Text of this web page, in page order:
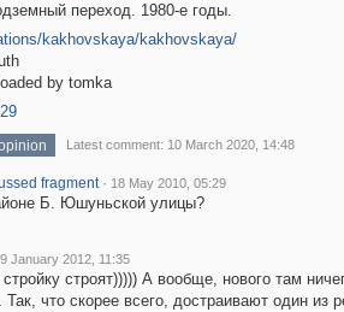
переход. 1980-е годы.
kakhovskaya/kakhovskaya/
by tomka
Latest comment: 10 March 2020, 14:48
fragment · 18 May 2010, 05:29
Б. Юшуньской улицы?
9 January 2012, 11:35
строят))))) А вообще, нового там
Так, что скорее всего, достраивают один из